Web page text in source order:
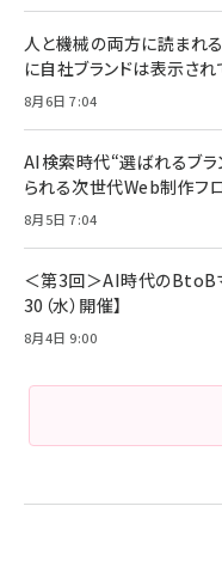
組織の
￥1,980
全ワイヤ
技術基準
￥5,990
ケーブ
ド付き
17 / 16
Pro/Air
￥1,890
サッポ
ル ケー
￥4,857
人と機械の両方に読まれる
に自社ブランドは表示さ
8月6日 7:04
AI検索時代“選ばれるブラ
られる次世代Web制作フ
8月5日 7:04
＜第3回＞AI時代のBtoBマ
30（水）開催】
8月4日 9:00